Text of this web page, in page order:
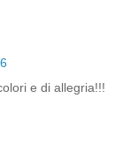
e di allegria!!!